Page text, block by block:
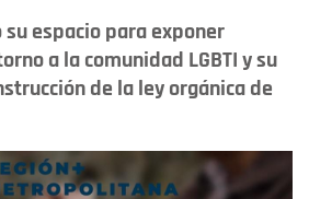
espacio para exponer
a la comunidad LGBTI y su
de la ley orgánica de